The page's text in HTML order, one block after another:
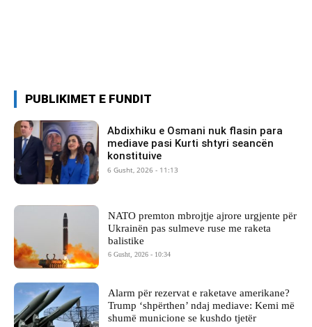
PUBLIKIMET E FUNDIT
Abdixhiku e Osmani nuk flasin para
mediave pasi Kurti shtyri seancën
konstituive
6 Gusht, 2026 - 11:13
NATO premton mbrojtje ajrore urgjente për
Ukrainën pas sulmeve ruse me raketa
balistike
6 Gusht, 2026 - 10:34
Alarm për rezervat e raketave amerikane?
Trump ‘shpërthen’ ndaj mediave: Kemi më
shumë municione se kushdo tjetër